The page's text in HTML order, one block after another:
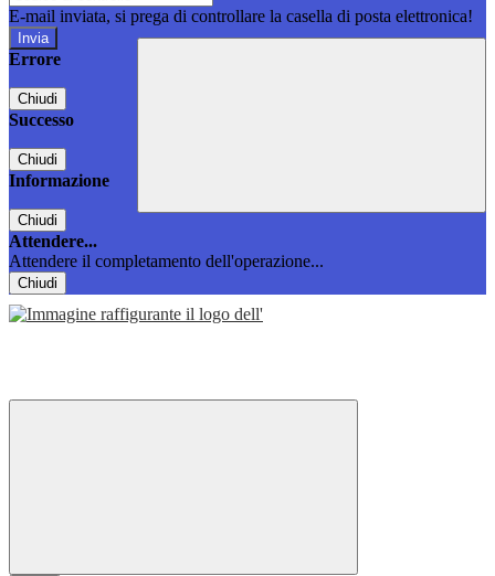
E-mail inviata, si prega di controllare la casella di posta elettronica!
Errore
Chiudi
Successo
Chiudi
Informazione
Chiudi
Attendere...
Attendere il completamento dell'operazione...
Chiudi